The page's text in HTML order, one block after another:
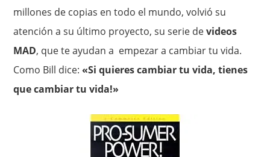
millones de copias en todo el mundo, volvió su
atención a su último proyecto, su serie devideos
MAD, que te ayudan a empezar a cambiar tu vida.
Como Bill dice:«Si quieres cambiar tu vida, tienes
que cambiar tu vida!»